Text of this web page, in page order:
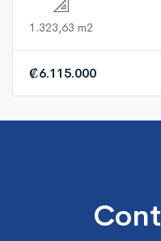
1.323,63 m2
₡6.115.000